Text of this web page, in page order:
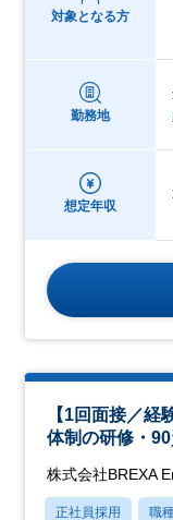
対象となる方
勤務地
想定年収
【1回面接／経
体制の研修・
株式会社BREXA
正社員採用 職